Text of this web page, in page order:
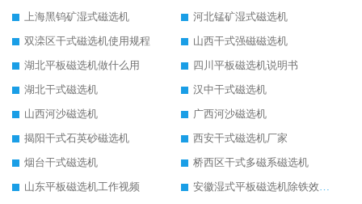
上海黑钨矿湿式磁选机
河北锰矿湿式磁选机
双滦区干式磁选机使用规程
山西干式强磁磁选机
湖北平板磁选机做什么用
四川平板磁选机说明书
湖北干式磁选机
汉中干式磁选机
山西河沙磁选机
广西河沙磁选机
揭阳干式石英砂磁选机
西安干式磁选机厂家
烟台干式磁选机
桥西区干式多磁系磁选机
山东平板磁选机工作视频
安徽湿式平板磁选机除铁效果怎么样